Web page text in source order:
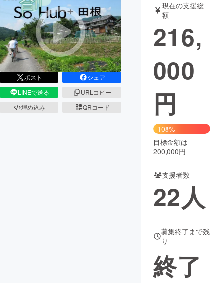
テクノロジー・ガジェット
映像・映画 書籍・雑誌
ビジネス・起業 チャレンジ
まちづくり・地域活性化
CAMPFIRE Creation
コミュニティ
ポスト
シェア
LINEで送る
URLコピー
埋め込み
QRコード
現在の支援総
額
216,
000
円
108%
目標金額は
200,000円
支援者数
22人
募集終了まで残
り
終了